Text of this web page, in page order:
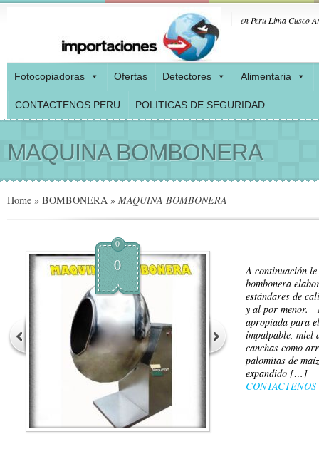
en Peru Lima Cusco
Fotocopiadoras Ofertas Detectores Alimentaria
CONTACTENOS PERU POLITICAS DE SEGURIDAD
MAQUINA BOMBONERA
Home » BOMBONERA » MAQUINA BOMBONERA
0
0
A continuación
bombonera
estándares de
y al por menor.
apropiada para
impalpable, miel
canchas como
palomitas de
expandido […]
CONTACTENOS